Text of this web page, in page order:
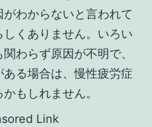
わからないと言われて
しくありません。いろい
わらず原因が不明で、
ある場合は、慢性疲労症
もしれません。
Link